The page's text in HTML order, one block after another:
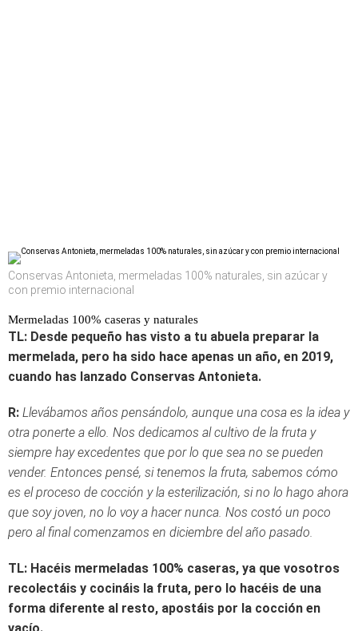
Conservas Antonieta, mermeladas 100% naturales, sin azúcar y
con premio internacional
Mermeladas 100% caseras y naturales
TL: Desde pequeño has visto a tu abuela preparar la
mermelada, pero ha sido hace apenas un año, en 2019,
cuando has lanzado Conservas Antonieta.
R: Llevábamos años pensándolo, aunque una cosa es la idea y
otra ponerte a ello. Nos dedicamos al cultivo de la fruta y
siempre hay excedentes que por lo que sea no se pueden
vender. Entonces pensé, si tenemos la fruta, sabemos cómo
es el proceso de cocción y la esterilización, si no lo hago ahora
que soy joven, no lo voy a hacer nunca. Nos costó un poco
pero al final comenzamos en diciembre del año pasado.
TL: Hacéis mermeladas 100% caseras, ya que vosotros
recolectáis y cocináis la fruta, pero lo hacéis de una
forma diferente al resto, apostáis por la cocción en